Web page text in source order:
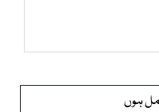
ہوں